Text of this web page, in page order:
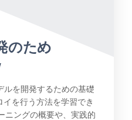
のため
を開発するための基礎
を行う方法を学習でき
ニングの概要や、実践的